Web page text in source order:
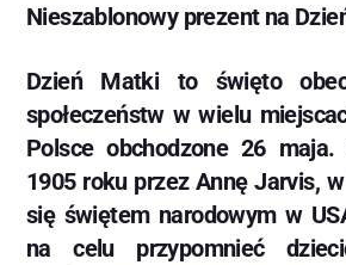
Nieszablonowy prezent na
Dzień Matki to święto
społeczeństw w wielu
Polsce obchodzone 26
1905 roku przez Annę Jarvis,
się świętem narodowym w
na celu przypomnieć